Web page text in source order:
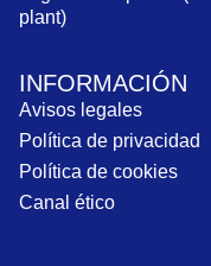
plant)
INFORMACIÓN
Avisos legales
Política de privacidad
Política de cookies
Canal ético